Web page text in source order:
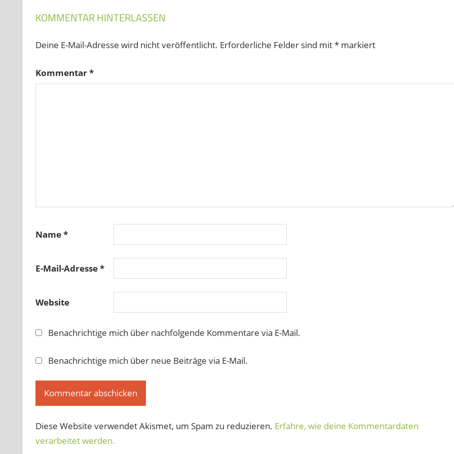
KOMMENTAR HINTERLASSEN
Deine E-Mail-Adresse wird nicht veröffentlicht. Erforderliche Felder sind mit*markiert
Kommentar*
Name*
E-Mail-Adresse*
Website
Benachrichtige mich über nachfolgende Kommentare via E-Mail.
Benachrichtige mich über neue Beiträge via E-Mail.
Diese Website verwendet Akismet, um Spam zu reduzieren. Erfahre, wie deine Kommentardaten
verarbeitet werden.